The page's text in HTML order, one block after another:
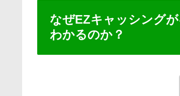
なぜEZキャッシング
わかるのか？